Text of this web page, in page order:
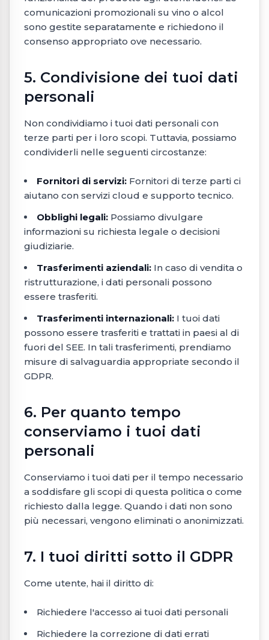
comunicazioni promozionali su vino o alcol
sono gestite separatamente e richiedono il
consenso appropriato ove necessario.
5. Condivisione dei tuoi dati
personali
Non condividiamo i tuoi dati personali con
terze parti per i loro scopi. Tuttavia, possiamo
condividerli nelle seguenti circostanze:
Fornitori di servizi: Fornitori di terze parti ci
aiutano con servizi cloud e supporto tecnico.
Obblighi legali: Possiamo divulgare
informazioni su richiesta legale o decisioni
giudiziarie.
Trasferimenti aziendali: In caso di vendita o
ristrutturazione, i dati personali possono
essere trasferiti.
Trasferimenti internazionali: I tuoi dati
possono essere trasferiti e trattati in paesi al di
fuori del SEE. In tali trasferimenti, prendiamo
misure di salvaguardia appropriate secondo il
GDPR.
6. Per quanto tempo
conserviamo i tuoi dati
personali
Conserviamo i tuoi dati per il tempo necessario
a soddisfare gli scopi di questa politica o come
richiesto dalla legge. Quando i dati non sono
più necessari, vengono eliminati o anonimizzati.
7. I tuoi diritti sotto il GDPR
Come utente, hai il diritto di:
Richiedere l'accesso ai tuoi dati personali
Richiedere la correzione di dati errati